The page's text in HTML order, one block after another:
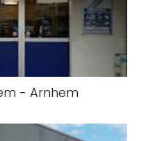
- Arnhem